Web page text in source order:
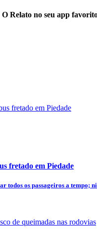
O Relato no seu app
fretado em Piedade
todos os passageiros a tempo;